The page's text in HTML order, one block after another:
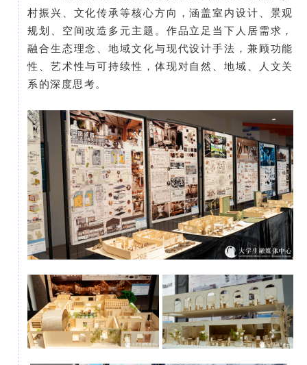
村振兴、文化传承等核心方向，涵盖室内设计、景观
规划、空间改造多元主题。作品立足当下人居需求，
融合生态理念、地域文化与现代设计手法，兼顾功能
性、艺术性与可持续性，体现对自然、地域、人文关
系的深度思考。